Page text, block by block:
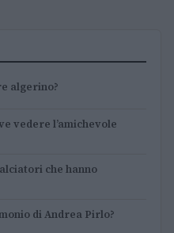
algerino?
vedere l’amichevole
che hanno
di Andrea Pirlo?